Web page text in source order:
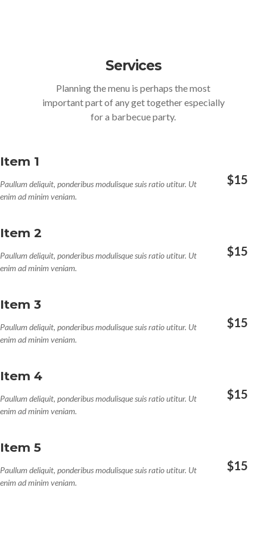
Services
Planning the menu is perhaps the most
important part of any get together especially
for a barbecue party.
Item 1
Paullum deliquit, ponderibus modulisque suis ratio utitur. Ut
enim ad minim veniam.
$15
Item 2
Paullum deliquit, ponderibus modulisque suis ratio utitur. Ut
enim ad minim veniam.
$15
Item 3
Paullum deliquit, ponderibus modulisque suis ratio utitur. Ut
enim ad minim veniam.
$15
Item 4
Paullum deliquit, ponderibus modulisque suis ratio utitur. Ut
enim ad minim veniam.
$15
Item 5
Paullum deliquit, ponderibus modulisque suis ratio utitur. Ut
enim ad minim veniam.
$15